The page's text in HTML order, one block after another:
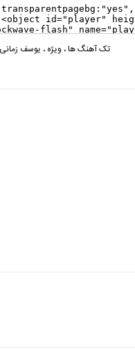
تک آهنگ ها، ویژه ، یوسف زمانی